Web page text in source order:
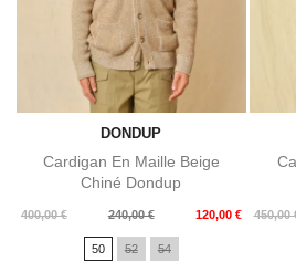
DONDUP
Cardigan En Maille Beige
Chiné Dondup
400,00 €
Prix
240,00 € 120,00 €
Prix
50 52 54
450,00
Prix
Prix